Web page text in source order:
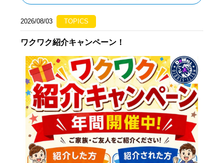
2026/08/03 TOPICS
ワクワク紹介キャンペーン！